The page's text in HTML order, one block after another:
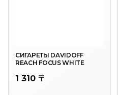
СИГАРЕТЫ DAVIDOFF
REACH FOCUS WHITE
1 310 〒